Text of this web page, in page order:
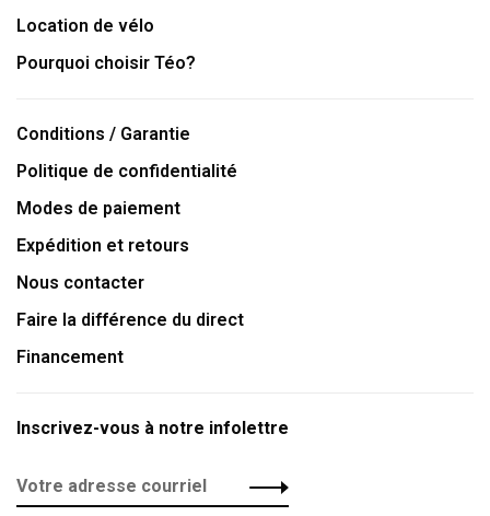
Location de vélo
Pourquoi choisir Téo?
Conditions / Garantie
Politique de confidentialité
Modes de paiement
Expédition et retours
Nous contacter
Faire la différence du direct
Financement
Inscrivez-vous à notre infolettre